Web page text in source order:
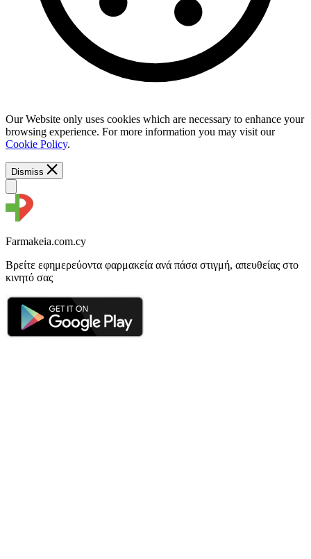
Our Website only uses cookies which are necessary to enhance your
browsing experience. For more information you may visit our
Cookie Policy.
Dismiss
Farmakeia.com.cy
Βρείτε εφημερεύοντα φαρμακεία ανά πάσα στιγμή, απευθείας στο
κινητό σας